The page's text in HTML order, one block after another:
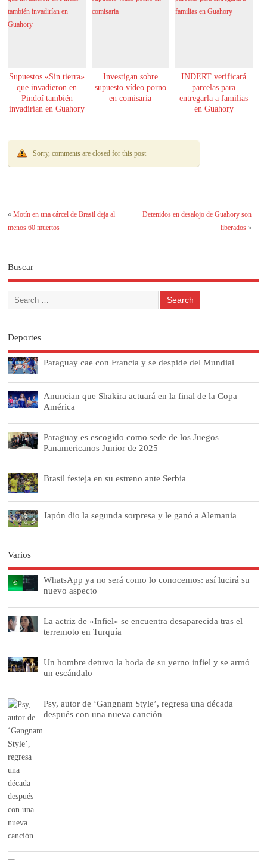
Supuestos «Sin tierra»
que invadieron en
Pindoí también
invadirían en Guahory
Investigan sobre
supuesto vídeo porno
en comisaria
INDERT verificará
parcelas para
entregarla a familias
en Guahory
Sorry, comments are closed for this post
«Motín en una cárcel de Brasil deja al
menos 60 muertos
Detenidos en desalojo de Guahory son
liberados»
Buscar
Deportes
Paraguay cae con Francia y se despide del Mundial
Anuncian que Shakira actuará en la final de la Copa
América
Paraguay es escogido como sede de los Juegos
Panamericanos Junior de 2025
Brasil festeja en su estreno ante Serbia
Japón dio la segunda sorpresa y le ganó a Alemania
Varios
WhatsApp ya no será como lo conocemos: así lucirá su
nuevo aspecto
La actriz de «Infiel» se encuentra desaparecida tras el
terremoto en Turquía
Un hombre detuvo la boda de su yerno infiel y se armó
un escándalo
Psy, autor de ‘Gangnam Style’, regresa una década
después con una nueva canción